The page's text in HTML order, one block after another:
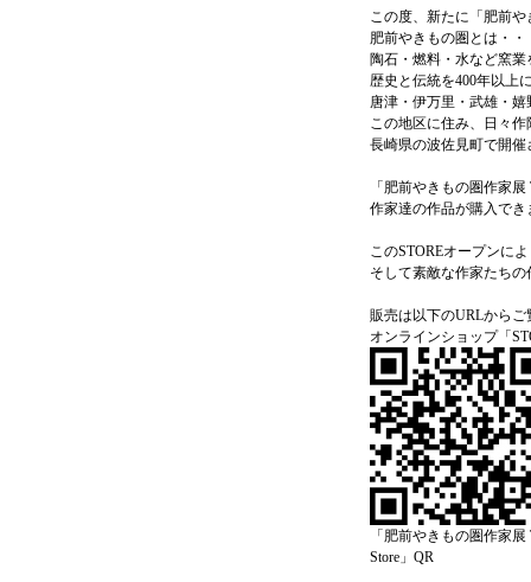
この度、新たに「肥前や
肥前やきもの圏とは・・
陶石・燃料・水など窯
歴史と伝統を400年以上
唐津・伊万里・武雄・
この地区に住み、日々
長崎県の波佐見町で開催
「肥前やきもの圏作家
作家達の作品が購入でき
このSTOREオープンに
そして素敵な作家たち
販売は以下のURLからご
オンラインショップ「
「肥前やきもの圏作家展
Store」QR